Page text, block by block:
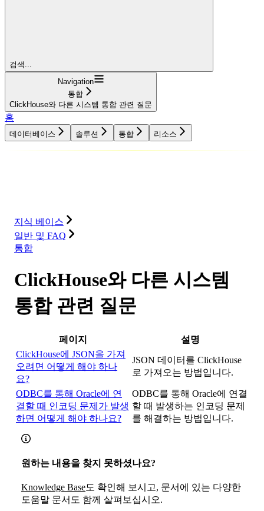
검색...
Navigation
통합
ClickHouse와 다른 시스템 통합 관련 질문
홈
데이터베이스 솔루션 통합 리소스
지식 베이스
일반 및 FAQ
통합
ClickHouse와 다른 시스템
통합 관련 질문
페이지
설명
ClickHouse에 JSON을 가져
오려면 어떻게 해야 하나
요?
JSON 데이터를 ClickHouse
로 가져오는 방법입니다.
ODBC를 통해 Oracle에 연
결할 때 인코딩 문제가 발생
하면 어떻게 해야 하나요?
ODBC를 통해 Oracle에 연결
할 때 발생하는 인코딩 문제
를 해결하는 방법입니다.
원하는 내용을 찾지 못하셨나요?
Knowledge Base도 확인해 보시고, 문서에 있는 다양한
도움말 문서도 함께 살펴보십시오.